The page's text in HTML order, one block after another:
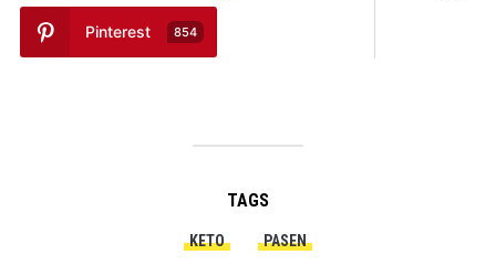
Pinterest 854
TAGS
KETO PASEN